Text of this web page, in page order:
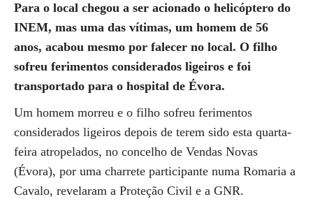
Para o local chegou a ser acionado o helicóptero do
INEM, mas uma das vítimas, um homem de 56
anos, acabou mesmo por falecer no local. O filho
sofreu ferimentos considerados ligeiros e foi
transportado para o hospital de Évora.
Um homem morreu e o filho sofreu ferimentos
considerados ligeiros depois de terem sido esta quarta-
feira atropelados, no concelho de Vendas Novas
(Évora), por uma charrete participante numa Romaria a
Cavalo, revelaram a Proteção Civil e a GNR.